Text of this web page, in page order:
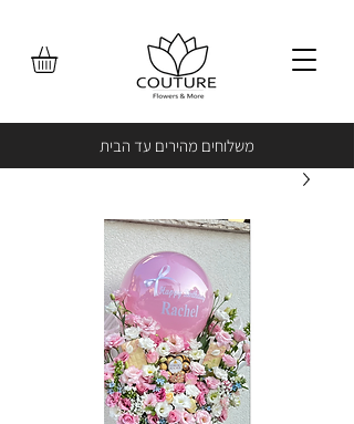
משלוחים מהירים עד הבית